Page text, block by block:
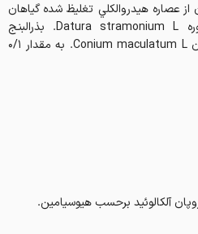
از عصاره هيدروالكلي تغليظ شده گياهان
زير تشكيل يافته است: تاتوره Datura stramonium L. بذرالبنـج
Hyoscyamus niger L. شوكران Conium maculatum L. به مقدار 0/1